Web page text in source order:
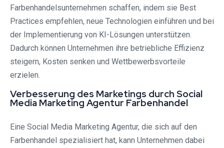
Farbenhandelsunternehmen schaffen, indem sie Best
Practices empfehlen, neue Technologien einführen und bei
der Implementierung von KI-Lösungen unterstützen.
Dadurch können Unternehmen ihre betriebliche Effizienz
steigern, Kosten senken und Wettbewerbsvorteile
erzielen.
Verbesserung des Marketings durch Social
Media Marketing Agentur Farbenhandel
Eine Social Media Marketing Agentur, die sich auf den
Farbenhandel spezialisiert hat, kann Unternehmen dabei